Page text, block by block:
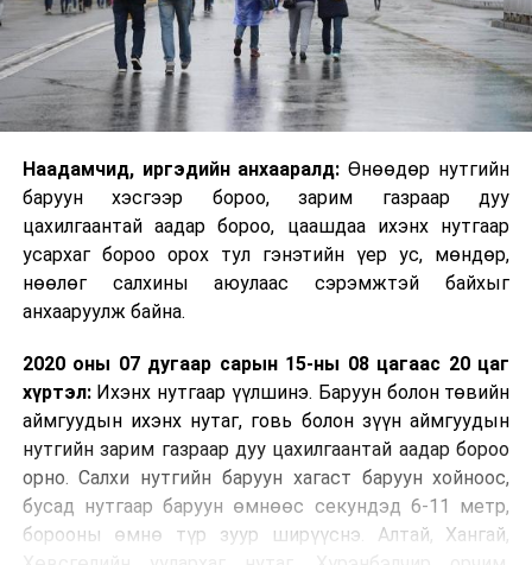
Наадамчид, иргэдийн анхааралд: Өнөөдөр нутгийн
баруун хэсгээр бороо, зарим газраар дуу
цахилгаантай аадар бороо, цаашдаа ихэнх нутгаар
усархаг бороо орох тул гэнэтийн үер ус, мөндөр,
нөөлөг салхины аюулаас сэрэмжтэй байхыг
aнхааруулж байна.
2020 оны 07 дугаар сарын 15-ны 08 цагаас 20 цаг
хүртэл:Ихэнх нутгаар үүлшинэ. Баруун болон төвийн
аймгуудын ихэнх нутаг, говь болон зүүн аймгуудын
нутгийн зарим газраар дуу цахилгаантай аадар бороо
орно. Салхи нутгийн баруун хагаст баруун хойноос,
бусад нутгаар баруун өмнөөс секундэд 6-11 метр,
борооны өмнө түр зуур ширүүснэ. Алтай, Хангай,